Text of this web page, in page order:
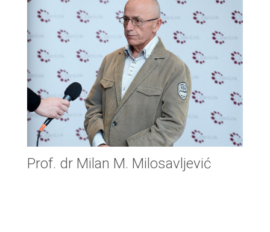
Prof. dr Milan M. Milosavljević